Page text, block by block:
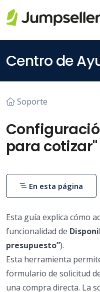
Centro de
Soporte
para
Esta guía explica cómo
funcionalidad de
presupuesto”).
Esta herramienta
formulario de solicitud
una compra directa. La
En esta página